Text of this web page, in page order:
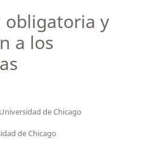
obligatoria y
a los
Universidad de Chicago
de Chicago